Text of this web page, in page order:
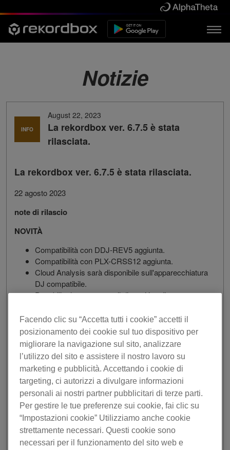
Notizie
INFO
August 22, 2023
La rekordbox ver. 6.7.5 è stata
rilasciata.
La rekordbox ver. 6.7.5 è stata rilasciata.
22 agosto 2023
note di rilascio
NOVITÀ
Compatibilità con DDJ-REV5 aggiunta.
Compatibilità con PLX-CRSS12 aggiunta.
Cloud Analysis sarà disponibile sull'apparecchiatura
DJ compatibile.
Per abilitarlo, connettere il dispositivo di
autenticata su rekordbox all'apparecchiatura DJ.
Nota:
＊Per ulteriori informazioni su Cloud Analysis,
consultare le
FAQ
＊Per l'apparecchiatura DJ compatibile, consultare
leFAQ .
Aggiunta l'opzione 45 rpm per la velocità di
rotazione JOG di DVS.
È stata aggiunta la possibilità di caricare i primi 16
brani in una playlist su un sampler bank.
MIGLIORIA
Facendo clic su “Accetta tutti i cookie” accetti il
posizionamento dei cookie sul tuo dispositivo per
migliorare la navigazione sul sito, analizzare
l’utilizzo del sito e assistere il nostro lavoro su
marketing e pubblicità. Accettando i cookie di
targeting, ci autorizzi a divulgare informazioni
personali ai nostri partner pubblicitari di terze parti.
Per gestire le tue preferenze sui cookie, fai clic su
“Impostazioni cookie” Utilizziamo anche cookie
strettamente necessari. Questi cookie sono
necessari per il funzionamento del sito web e